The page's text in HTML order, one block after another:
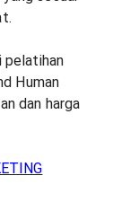
pelatihan
Human
dan harga